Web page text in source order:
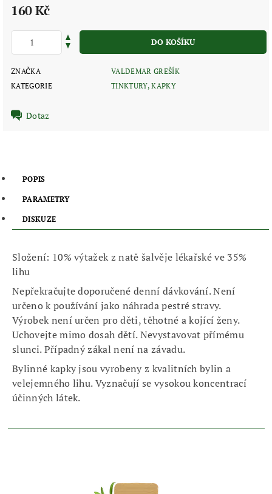
160 Kč
ZNAČKA
VALDEMAR GREŠÍK
KATEGORIE
TINKTURY, KAPKY
Dotaz
POPIS
PARAMETRY
DISKUZE
Složení: 10% výtažek z natě šalvěje lékařské ve 35%
lihu
Nepřekračujte doporučené denní dávkování. Není
určeno k používání jako náhrada pestré stravy.
Výrobek není určen pro děti, těhotné a kojící ženy.
Uchovejte mimo dosah dětí. Nevystavovat přímému
slunci. Případný zákal není na závadu.
Bylinné kapky jsou vyrobeny z kvalitních bylin a
velejemného lihu. Vyznačují se vysokou koncentrací
účinných látek.